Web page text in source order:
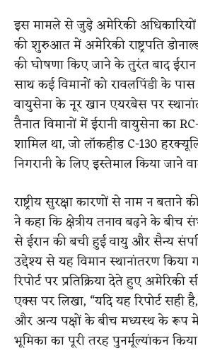
इस मामले से जुड़े अमेरिकी
की शुरुआत में अमेरिकी राष्ट्रपति डोनाल्ड
की घोषणा किए जाने के तुरंत बाद
साथ कई विमानों को रावलपिंडी के
वायुसेना के नूर खान एयरबेस पर
तैनात विमानों में ईरानी वायुसेना का
शामिल था, जो लॉकहीड C-130
निगरानी के लिए इस्तेमाल किया जाने
राष्ट्रीय सुरक्षा कारणों से नाम न बताने
ने कहा कि क्षेत्रीय तनाव बढ़ने के बीच
से ईरान की बची हुई वायु और सैन्य
उद्देश्य से यह विमान स्थानांतरण किया
रिपोर्ट पर प्रतिक्रिया देते हुए अमेरिकी
एक्स पर लिखा, “यदि यह रिपोर्ट सही
और अन्य पक्षों के बीच मध्यस्थ के रूप
भूमिका का पूरी तरह पुनर्मूल्यांकन किया